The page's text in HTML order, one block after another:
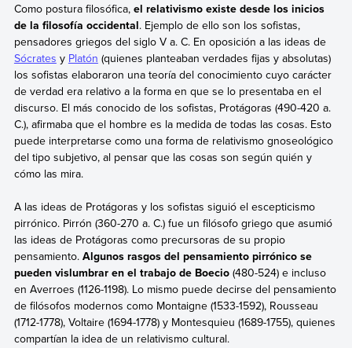
Como postura filosófica, el relativismo existe desde los inicios
de la filosofía occidental. Ejemplo de ello son los sofistas,
pensadores griegos del siglo V a. C. En oposición a las ideas de
Sócrates y Platón (quienes planteaban verdades fijas y absolutas)
los sofistas elaboraron una teoría del conocimiento cuyo carácter
de verdad era relativo a la forma en que se lo presentaba en el
discurso. El más conocido de los sofistas, Protágoras (490-420 a.
C.), afirmaba que el hombre es la medida de todas las cosas. Esto
puede interpretarse como una forma de relativismo gnoseológico
del tipo subjetivo, al pensar que las cosas son según quién y
cómo las mira.
A las ideas de Protágoras y los sofistas siguió el escepticismo
pirrónico. Pirrón (360-270 a. C.) fue un filósofo griego que asumió
las ideas de Protágoras como precursoras de su propio
pensamiento. Algunos rasgos del pensamiento pirrónico se
pueden vislumbrar en el trabajo de Boecio(480-524) e incluso
en Averroes (1126-1198). Lo mismo puede decirse del pensamiento
de filósofos modernos como Montaigne (1533-1592), Rousseau
(1712-1778), Voltaire (1694-1778) y Montesquieu (1689-1755), quienes
compartían la idea de un relativismo cultural.